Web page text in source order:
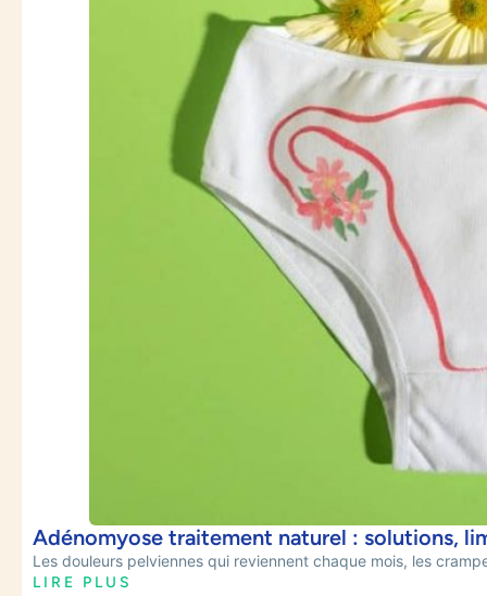
Adénomyose traitement naturel : solutions,
Les douleurs pelviennes qui reviennent chaque mois, les
LIRE PLUS